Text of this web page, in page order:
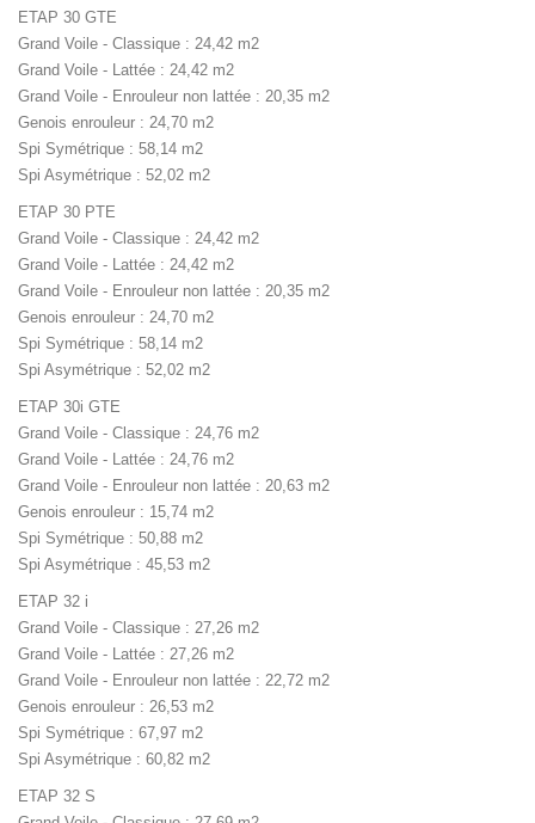
ETAP 30 GTE
Grand Voile - Classique : 24,42 m2
Grand Voile - Lattée : 24,42 m2
Grand Voile - Enrouleur non lattée : 20,35 m2
Genois enrouleur : 24,70 m2
Spi Symétrique : 58,14 m2
Spi Asymétrique : 52,02 m2
ETAP 30 PTE
Grand Voile - Classique : 24,42 m2
Grand Voile - Lattée : 24,42 m2
Grand Voile - Enrouleur non lattée : 20,35 m2
Genois enrouleur : 24,70 m2
Spi Symétrique : 58,14 m2
Spi Asymétrique : 52,02 m2
ETAP 30i GTE
Grand Voile - Classique : 24,76 m2
Grand Voile - Lattée : 24,76 m2
Grand Voile - Enrouleur non lattée : 20,63 m2
Genois enrouleur : 15,74 m2
Spi Symétrique : 50,88 m2
Spi Asymétrique : 45,53 m2
ETAP 32 i
Grand Voile - Classique : 27,26 m2
Grand Voile - Lattée : 27,26 m2
Grand Voile - Enrouleur non lattée : 22,72 m2
Genois enrouleur : 26,53 m2
Spi Symétrique : 67,97 m2
Spi Asymétrique : 60,82 m2
ETAP 32 S